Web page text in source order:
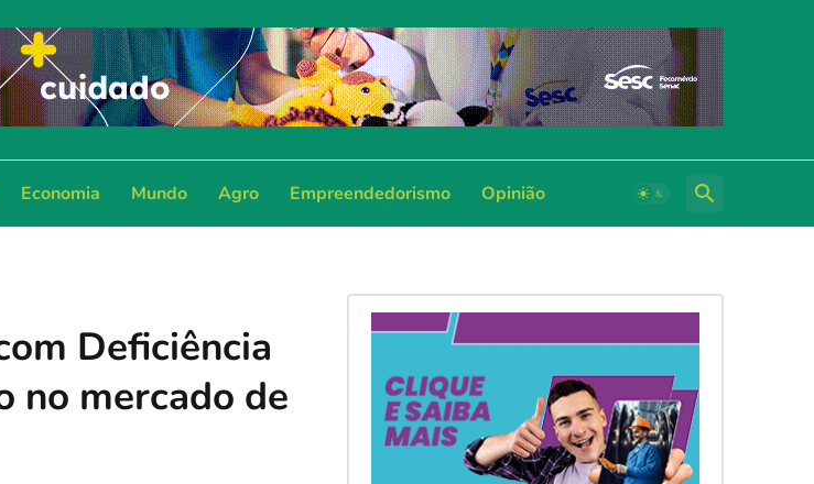
Economia Mundo Agro Empreendedorismo Opinião
Deficiência
no mercado de